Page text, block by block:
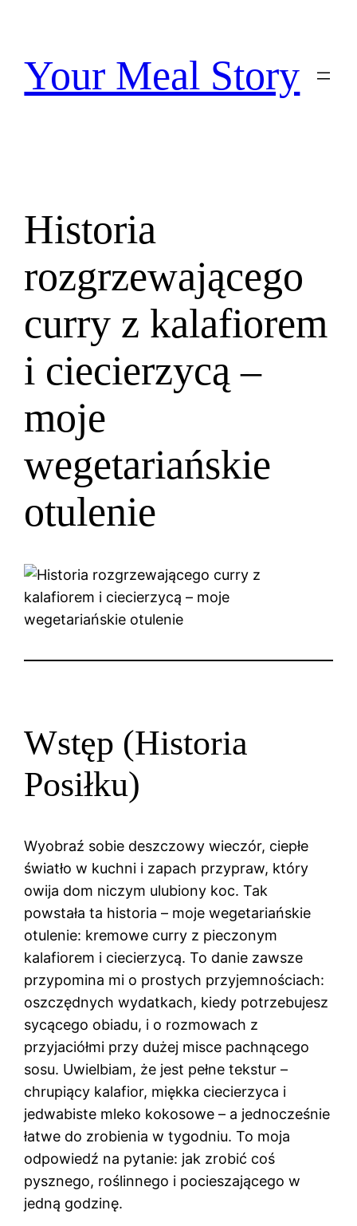
treściYour Meal Story
Historia
rozgrzewającego
curry z kalafiorem
i ciecierzycą –
moje
wegetariańskie
otulenie
Wstęp (Historia
Posiłku)
Wyobraź sobie deszczowy wieczór, ciepłe
światło w kuchni i zapach przypraw, który
owija dom niczym ulubiony koc. Tak
powstała ta historia – moje wegetariańskie
otulenie: kremowe curry z pieczonym
kalafiorem i ciecierzycą. To danie zawsze
przypomina mi o prostych przyjemnościach:
oszczędnych wydatkach, kiedy potrzebujesz
sycącego obiadu, i o rozmowach z
przyjaciółmi przy dużej misce pachnącego
sosu. Uwielbiam, że jest pełne tekstur –
chrupiący kalafior, miękka ciecierzyca i
jedwabiste mleko kokosowe – a jednocześnie
łatwe do zrobienia w tygodniu. To moja
odpowiedź na pytanie: jak zrobić coś
pysznego, roślinnego i pocieszającego w
jedną godzinę.